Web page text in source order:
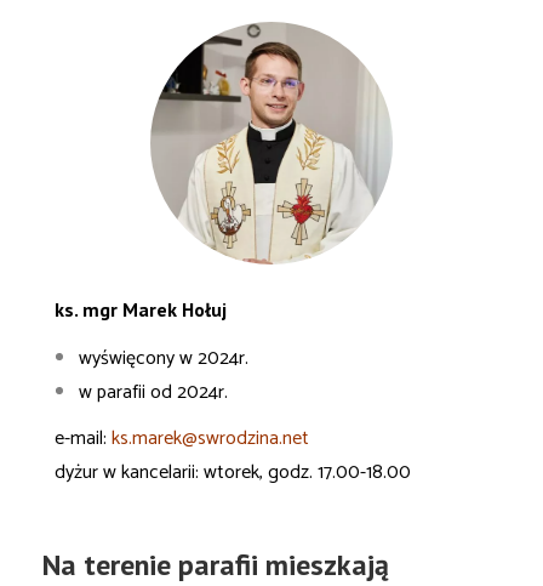
ks. mgr Marek Hołuj
wyświęcony w 2024r.
w parafii od 2024r.
e-mail:ks.marek@swrodzina.net
dyżur w kancelarii: wtorek, godz. 17.00-18.00
Na terenie parafii mieszkają